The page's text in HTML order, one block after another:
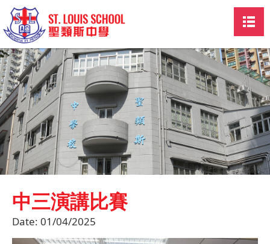
中三演講比賽
Date: 01/04/2025